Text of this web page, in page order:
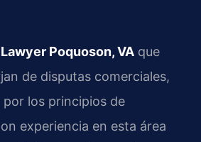
Poquoson, VA que
de disputas comerciales,
los principios de
experiencia en esta área